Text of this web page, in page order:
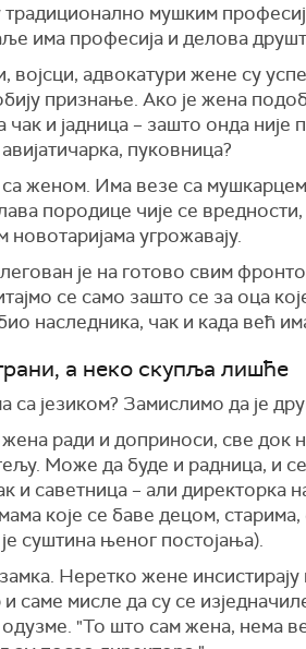
мушким
има професија и делова
војсци, адвокатури жене су
признање. Ако је жена
чак и јадница – зашто онда није
пуковница?
женом. Има везе са
породице чије се
новотаријама угрожавају.
је на готово свим
се само зашто се за оца
наследника, чак и када већ
а неко скупља лишће
са језиком? Замислимо да је
ради и доприноси, све док
Може да буде и радница, и
и саветница – али директорка
које се баве децом, старима,
суштина њеног постојања).
Неретко жене
и саме мисле да су се
"То што сам жена, нема